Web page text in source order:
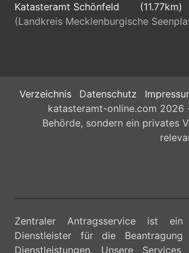
Katasteramt Schönfeld
(11.77km)
(Landkreis Mecklenburgische
Verzeichnis Datenschutz
katasteramt-online.com 2026
Behörde, sondern ein privates
Zentraler Antragsservice ist ein
Dienstleister für die
Dienstleistungen. Unsere